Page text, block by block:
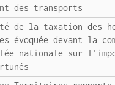
des transports
de la taxation des
évoquée devant la
nationale sur